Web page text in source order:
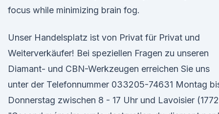
focus while minimizing brain fog.
Unser Handelsplatz ist von Privat für Privat und
Weiterverkäufer! Bei speziellen Fragen zu unseren
Diamant- und CBN-Werkzeugen erreichen Sie uns
unter der Telefonnummer 033205-74631 Montag
Donnerstag zwischen 8 - 17 Uhr und Lavoisier